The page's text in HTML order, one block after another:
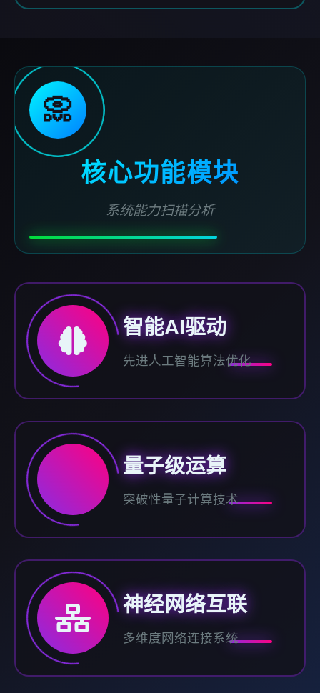
📀
核心功能模块
系统能力扫描分析
智能AI驱动
先进人工智能算法优化
量子级运算
突破性量子计算技术
神经网络互联
多维度网络连接系统